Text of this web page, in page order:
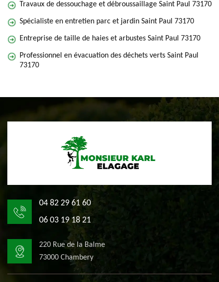
Travaux de dessouchage et débroussaillage Saint Paul 73170
Spécialiste en entretien parc et jardin Saint Paul 73170
Entreprise de taille de haies et arbustes Saint Paul 73170
Professionnel en évacuation des déchets verts Saint Paul
73170
04 82 29 61 60
06 03 19 18 21
220 Rue de la Balme
73000 Chambery